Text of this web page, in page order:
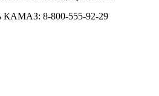
КАМАЗ: 8-800-555-92-29